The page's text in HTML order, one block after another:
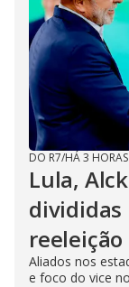
DO R7/HÁ 3 HORAS
Lula,
divididas
reeleição
Aliados nos
e foco do vice